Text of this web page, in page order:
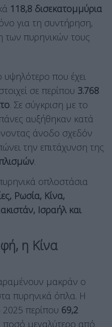
118,8 δισεκατομμύρια
για τη συντήρηση,
των πυρηνικών τους
που έχει
σε περίπου 3.768
. Σε σύγκριση με το
αυξήθηκαν κατά
άνοδο σχεδόν
την επιτάχυνση της
.
οπλοστάσια
Ρωσία, Κίνα,
Ισραήλ και
η Κίνα
μακράν ο
πυρηνικά όπλα. Η
περίπου 69,2
ποσό μεγαλύτερο από